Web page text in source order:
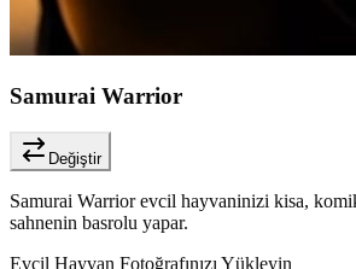
Samurai Warrior
Değiştir
Samurai Warrior evcil hayvaninizi kisa,
sahnenin basrolu yapar.
Evcil Hayvan Fotoğrafınızı Yükleyin